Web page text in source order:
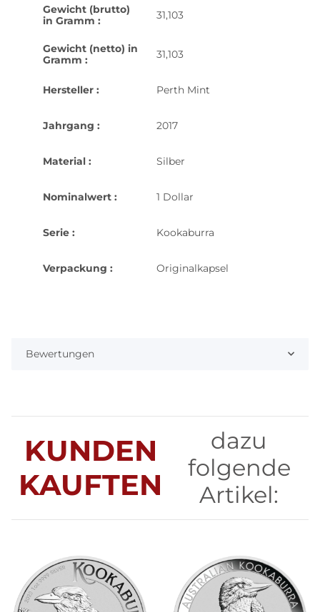
Gewicht (brutto)
in Gramm :
31,103
Gewicht (netto) in
Gramm :
31,103
Hersteller : Perth Mint
Jahrgang : 2017
Material : Silber
Nominalwert : 1 Dollar
Serie : Kookaburra
Verpackung : Originalkapsel
Bewertungen
KUNDEN
KAUFTEN
dazu
folgende
Artikel: